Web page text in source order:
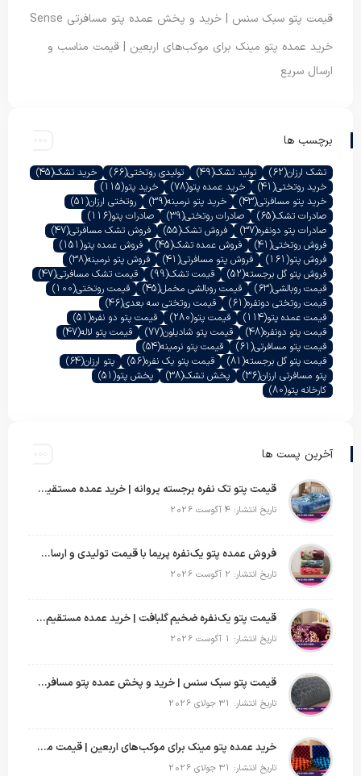
قیمت پتو سبک سنس | خرید و پخش عمده پتو مسافرتی Sense
خرید عمده پتو مینک برای موکب‌های اربعین | قیمت مناسب و
ارسال سریع
برچسب ها
تشک ارزان(62) تولید تشک(49) تولیدی روتختی(66) خرید تشک(45)
خرید روتختی(41) خرید عمده پتو(78) خرید پتو(115)
خرید پتو مسافرتی(43) خرید پتو نرمینه(39) روتختی ارزان(51)
صادرات تشک(65) صادرات روتختی(39) صادرات پتو(116)
صادرات پتو دونفره(37) فروش تشک(55) فروش تشک مسافرتی(47)
فروش روتختی(41) فروش عمده تشک(45) فروش عمده پتو(151)
فروش پتو(161) فروش پتو مسافرتی(41) فروش پتو نرمینه(38)
فروش پتو گل برجسته(52) قیمت تشک(99) قیمت تشک مسافرتی(47)
قیمت روبالشی(63) قیمت روبالشی مخمل(45) قیمت روتختی(100)
قیمت روتختی دونفره(61) قیمت روتختی سه بعدی(46)
قیمت عمده پتو(114) قیمت پتو(280) قیمت پتو دو نفره(51)
قیمت پتو دونفره(48) قیمت پتو شادیلون(77) قیمت پتو لاله(47)
قیمت پتو مسافرتی(61) قیمت پتو نرمینه(54)
قیمت پتو گل برجسته(81) قیمت پتو یک نفره(56) پتو ارزان(64)
پتو مسافرتی ارزان(36) پخش تشک(38) پخش پتو(51)
کارخانه پتو(80)
آخرین پست ها
قیمت پتو تک نفره برجسته پروانه | خرید عمده مستقیم با بهترین قیمت بازار
تاریخ انتشار: 4 آگوست 2026
فروش عمده پتو یک‌نفره پریما با قیمت تولیدی و ارسال به سراسر کشور
تاریخ انتشار: 2 آگوست 2026
قیمت پتو یک‌نفره ضخیم گلبافت | خرید عمده مستقیم با بهترین قیمت
تاریخ انتشار: 1 آگوست 2026
قیمت پتو سبک سنس | خرید و پخش عمده پتو مسافرتی Sense
تاریخ انتشار: 31 جولای 2026
خرید عمده پتو مینک برای موکب‌های اربعین | قیمت مناسب و ارسال سریع
تاریخ انتشار: 31 جولای 2026